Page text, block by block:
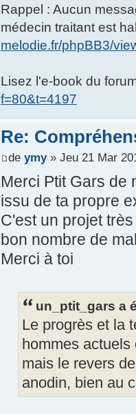
Rappel : Aucun
médecin traitant est
melodie.fr/phpBB3/
Lisez l'e-book du
f=80&t=4197
Re:
de ymy» Jeu 21 Mar
Merci Ptit Gars de
issu de ta propre
C'est un projet
bon nombre de
Merci à toi
un_ptit_gars a
Le progrès et la
hommes
mais le revers
anodin, bien au